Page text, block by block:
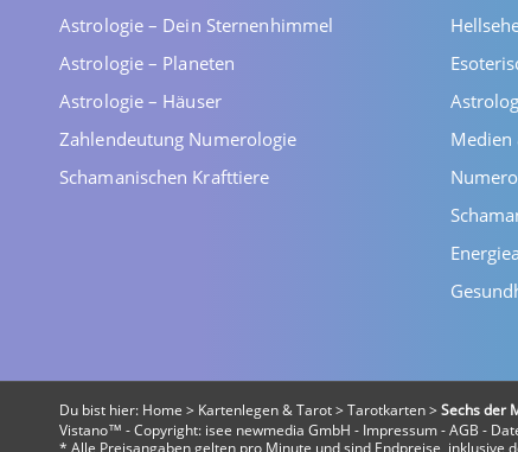
Astrologie – Dein Sternenhimmel
Astrologie – Planeten
Astrologie – Häuser
Zahlendeutung Numerologie
Schamanischen Krafttiere
Medien
Du bist hier: Home > Kartenlegen & Tarot> Tarotkarten> Sechs der
Vistano™ - Copyright: isee newmedia GmbH - Impressum-AGB -
* Alle Preisangaben gelten pro Minute und sind Endpreise,